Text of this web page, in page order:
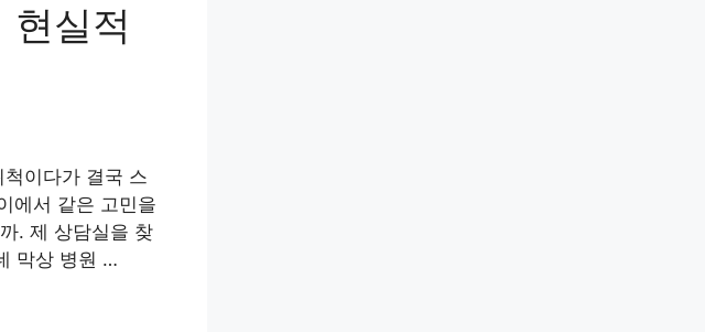
실적
이다가 결국 스
에서 같은 고민을
. 제 상담실을 찾
막상 병원 …